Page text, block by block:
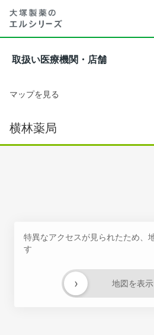
取扱い医療機関・店舗
マップを見る
横林薬局
特異なアクセスが見られたため、
す
地図を表示
›